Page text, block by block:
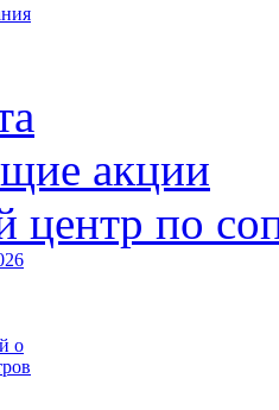
акции
центр по
о